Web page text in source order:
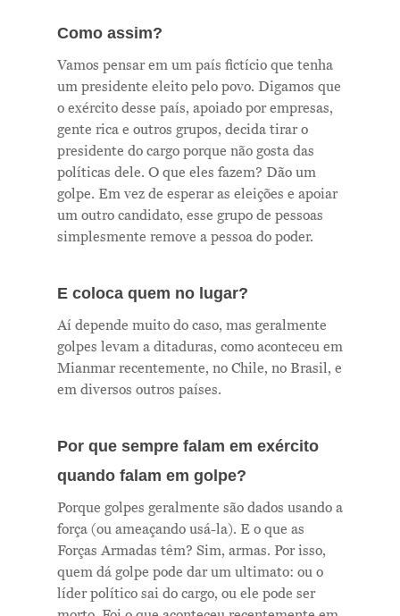
Como assim?
Vamos pensar em um país fictício que tenha
um presidente eleito pelo povo. Digamos que
o exército desse país, apoiado por empresas,
gente rica e outros grupos, decida tirar o
presidente do cargo porque não gosta das
políticas dele. O que eles fazem? Dão um
golpe. Em vez de esperar as eleições e apoiar
um outro candidato, esse grupo de pessoas
simplesmente remove a pessoa do poder.
E coloca quem no lugar?
Aí depende muito do caso, mas geralmente
golpes levam a ditaduras, como aconteceu em
Mianmar recentemente, no Chile, no Brasil, e
em diversos outros países.
Por que sempre falam em exército
quando falam em golpe?
Porque golpes geralmente são dados usando a
força (ou ameaçando usá-la). E o que as
Forças Armadas têm? Sim, armas. Por isso,
quem dá golpe pode dar um ultimato: ou o
líder político sai do cargo, ou ele pode ser
Me Explica ?
Notícias
Newsletter